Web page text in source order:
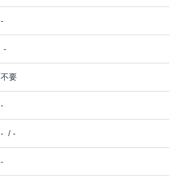
-
-
不要
-
- / -
-